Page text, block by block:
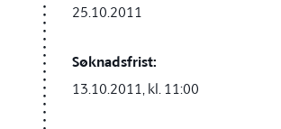
25.10.2011
Søknadsfrist:
13.10.2011, kl. 11:00